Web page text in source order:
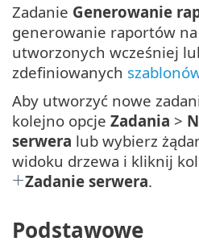
Zadanie Generowanie
generowanie raportów
utworzonych wcześniej
zdefiniowanych
Aby utworzyć nowe
kolejno opcje Zadania >
serwera lub wybierz
widoku drzewa i kliknij
Zadanie serwera.
Podstawowe